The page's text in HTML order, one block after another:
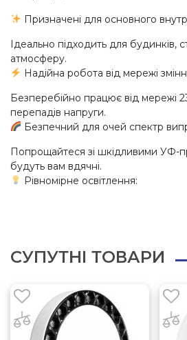
Призначені для основного
Ідеально підходить для
атмосферу.
Надійна робота від мережі
Безперебійно працює від мережі
перепадів напруги.
Безпечний для очей спектр
Попрощайтеся зі шкідливими УФ-
будуть вам вдячні.
Рівномірне освітлення:
СУПУТНІ ТОВАРИ